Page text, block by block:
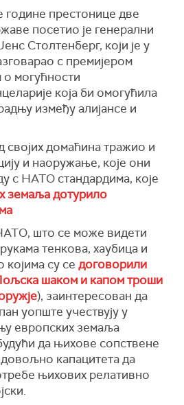
године престонице две
посетио је генерални
Столтенберг, који је у
с премијером
могућности
која би омогућила
између алијансе и
својих домаћина тражио и
и наоружање, које они
с НАТО стандардима, које
земаља дотурило
што се може видети
тенкова, хаубица и
су се договорили
шаком и капом троши
), заинтересован да
уопште учествују у
европских земаља
да њихове сопствене
довољно капацитета да
њихових релативно